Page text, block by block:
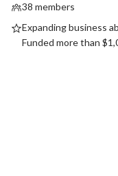
38 members
Expanding business
Funded more than